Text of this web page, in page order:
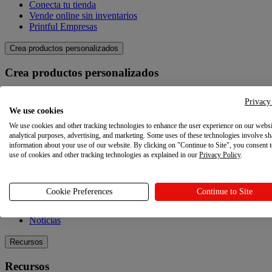
Conecta tu tienda
Vende online sin inventarios
Printful Empresas
Crea productos personalizados
Crea productos personalizados
Crea tus propios productos
Creador de diseños
Explora
Blog
Noticias
Recursos
Recursos
We use cookies
We use cookies and other tracking technologies to enhance the user experience on our
analytical purposes, advertising, and marketing. Some uses of these technologies involve
information about your use of our website. By clicking on "Continue to Site", you consent
use of cookies and other tracking technologies as explained in our Privacy Policy.
Cookie Preferences Continue to Site